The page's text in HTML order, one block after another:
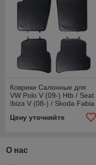
Коврики Салонные для
VW Polo V (09-) Htb / Seat
Ibiza V (08-) / Skoda Fabia
Цену уточняйте
О нас